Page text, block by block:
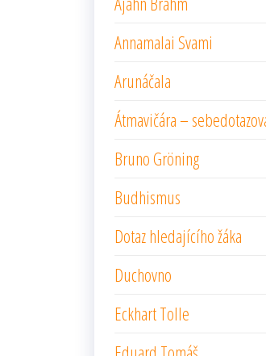
Annamalai Svami
Arunáčala
Átmavičára –
Bruno Gröning
Budhismus
Dotaz hledajícího žáka
Duchovno
Eckhart Tolle